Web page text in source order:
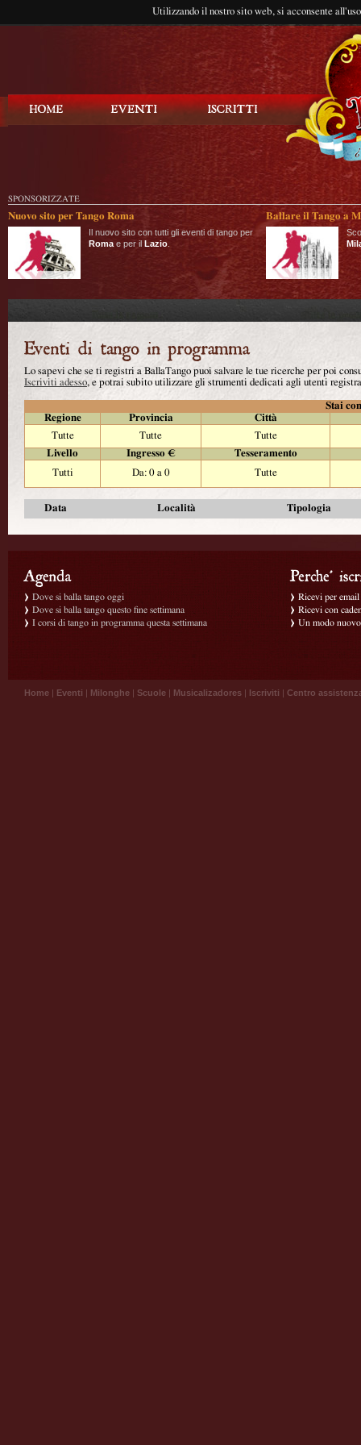
Utilizzando il nostro sito web, si acconsente
SPONSORIZZATE
Nuovo sito per Tango Roma
Il nuovo sito con tutti gli eventi di tango per
Roma e per il Lazio
Ballare il Tango a
Lo sapevi che se ti registri a BallaTango puoi salvare le tue ricerche per poi
Iscriviti adesso, e potrai subito utilizzare gli strumenti dedicati agli utenti
Stai
Regione
Provincia
Città
Tutte
Tutte
Tutte
Livello
Ingresso €
Tesseramento
Tutti
Da: 0 a 0 Tutte
Data Località Tipologia
Dove si balla tango oggi
Dove si balla tango questo fine settimana
I corsi di tango in programma questa settimana
Ricevi per
Ricevi con
Un modo
Home | Eventi | Milonghe | Scuole | Musicalizadores | Iscriviti | Centro